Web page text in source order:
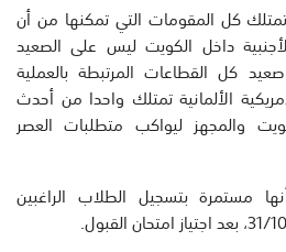
كل المقومات التي تمكنها من أن
داخل الكويت ليس على الصعيد
كل القطاعات المرتبطة بالعملية
الألمانية تمتلك واحدا من أحدث
والمجهز ليواكب متطلبات العصر
مستمرة بتسجيل الطلاب الراغبين